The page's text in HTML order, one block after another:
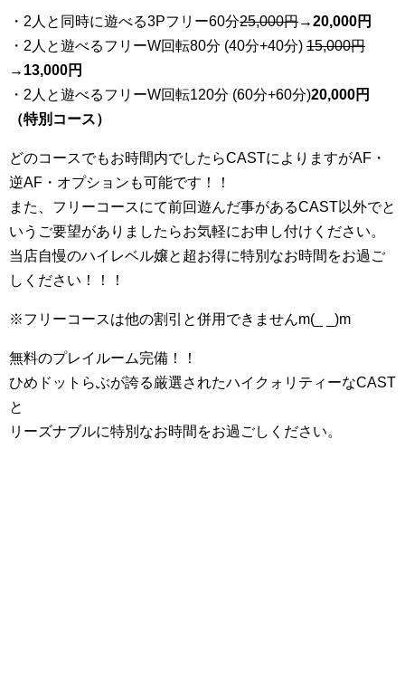
・2人と同時に遊べる3Pフリー60分25,000円→20,000円
・2人と遊べるフリーW回転80分 (40分+40分) 15,000円
→ 13,000円
・2人と遊べるフリーW回転120分 (60分+60分)20,000円
（特別コース）
どのコースでもお時間内でしたらCASTによりますがAF・
逆AF・オプションも可能です！！
また、フリーコースにて前回遊んだ事があるCAST以外でと
いうご要望がありましたらお気軽にお申し付けください。
当店自慢のハイレベル嬢と超お得に特別なお時間をお過ご
しください！！！
※フリーコースは他の割引と併用できませんm(_ _)m
無料のプレイルーム完備！！
ひめドットらぶが誇る厳選されたハイクォリティーなCAST
と
リーズナブルに特別なお時間をお過ごしください。